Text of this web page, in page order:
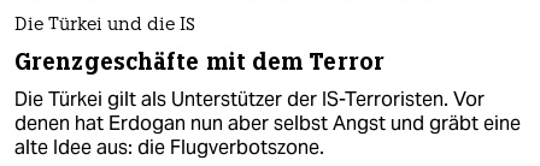
Die Türkei und die IS
Grenzgeschäfte mit dem Terror
Die Türkei gilt als Unterstützer der IS-Terroristen. Vor
denen hat Erdogan nun aber selbst Angst und gräbt eine
alte Idee aus: die Flugverbotszone.